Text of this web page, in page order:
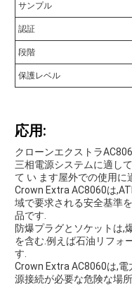
サンプル
認証
段階
保護レベル
応用:
クローンエクストラ
三相電源システムに適し
て い ます屋外での使用に
Crown Extra AC8060は
域で要求される安全基準
品です.
防爆プラグとソケットは,
を含む.例えば石油リフォ
す.
Crown Extra AC8060は,
源接続が必要な危険な場